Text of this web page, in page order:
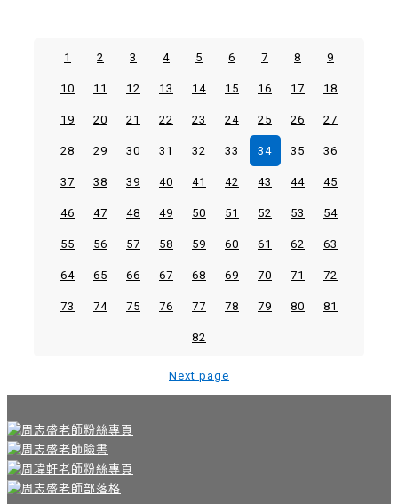
1 2 3 4 5 6 7 8 9
10 11 12 13 14 15 16 17 18
19 20 21 22 23 24 25 26 27
28 29 30 31 32 33 34 35 36
37 38 39 40 41 42 43 44 45
46 47 48 49 50 51 52 53 54
55 56 57 58 59 60 61 62 63
64 65 66 67 68 69 70 71 72
73 74 75 76 77 78 79 80 81
82
Next page